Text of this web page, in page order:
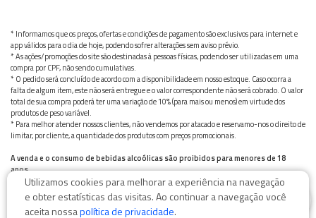
* Informamos que os preços, ofertas e condições de pagamento são exclusivos para internet e
app válidos para o dia de hoje, podendo sofrer alterações sem aviso prévio.
* As ações/promoções do site são destinadas à pessoas físicas, podendo ser utilizadas em uma
compra por CPF, não sendo cumulativas.
* O pedido será concluído de acordo com a disponibilidade em nosso estoque. Caso ocorra a
falta de algum item, este não será entregue e o valor correspondente não será cobrado. O valor
total de sua compra poderá ter uma variação de 10% (para mais ou menos) em virtude dos
produtos de peso variável.
* Para melhor atender nossos clientes, não vendemos por atacado e reservamo-nos o direito de
limitar, por cliente, a quantidade dos produtos com preços promocionais.
A venda e o consumo de bebidas alcoólicas são proibidos para menores de 18
anos.
Bebida alcoólica pode causar dependência química e, em excesso, provoca graves males à saúde.
Beba com moderação
Utilizamos cookies para melhorar a experiência na navegação
e obter estatísticas das visitas. Ao continuar a navegação você
aceita nossapolítica de privacidade.